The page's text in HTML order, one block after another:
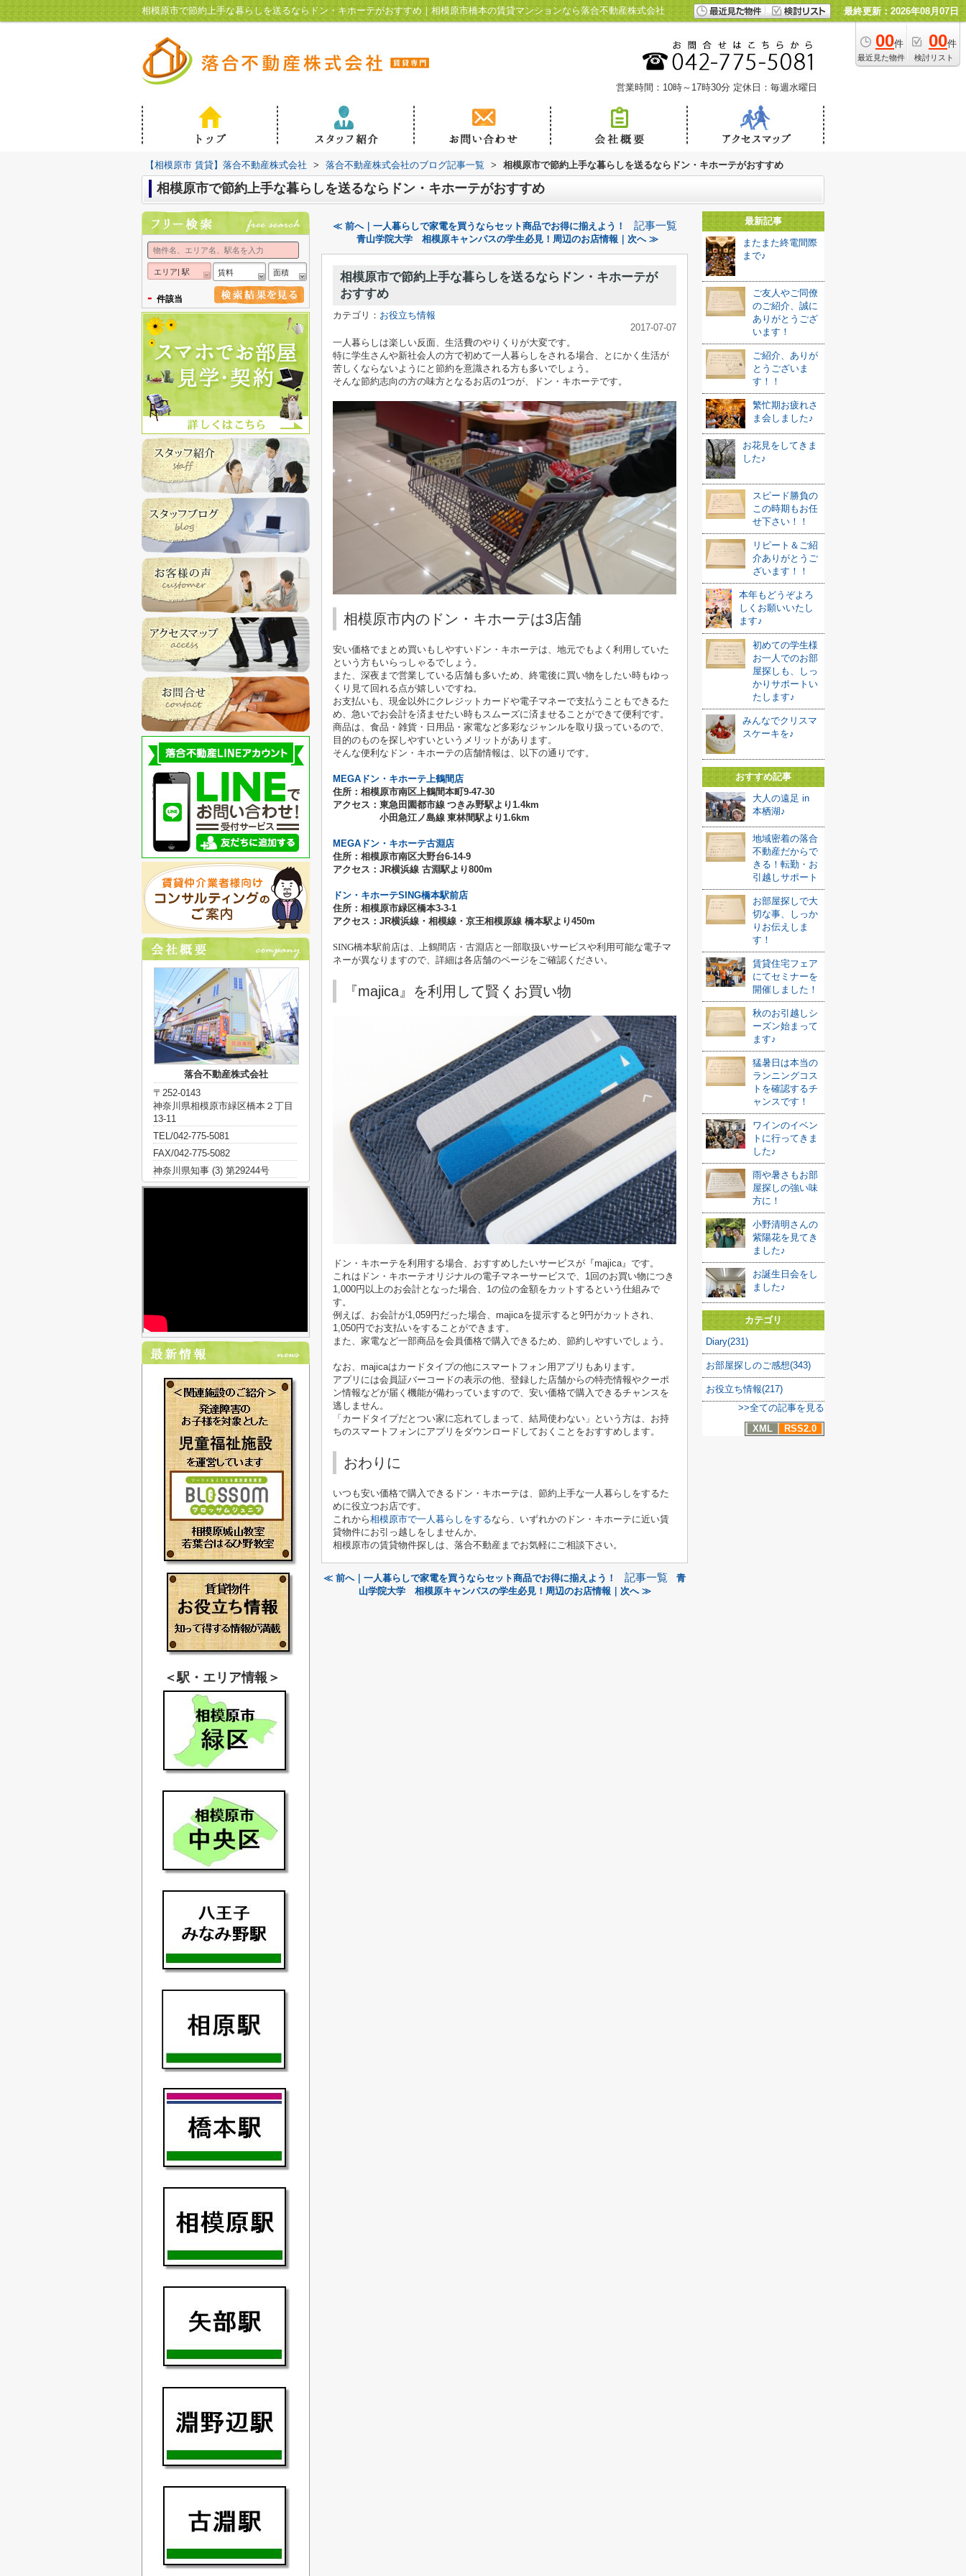
相模原市で節約上手な暮らしを送るならドン・キホーテがおすすめ｜相模原市橋本の賃貸マンションなら落合不動産株式会社 最終更新：2026年08月07日
00件
最近見た物件
00件
検討リスト
営業時間：10時～17時30分 定休日：毎週水曜日
【相模原市 賃貸】落合不動産株式会社 > 落合不動産株式会社のブログ記事一覧 > 相模原市で節約上手な暮らしを送るならドン・キホーテがおすすめ
相模原市で節約上手な暮らしを送るならドン・キホーテがおすすめ
≪ 前へ｜一人暮らしで家電を買うならセット商品でお得に揃えよう！ 記事一覧
青山学院大学 相模原キャンパスの学生必見！周辺のお店情報｜次へ ≫
相模原市で節約上手な暮らしを送るならドン・キホーテが
おすすめ
カテゴリ： お役立ち情報
2017-07-07
一人暮らしは楽しい反面、生活費のやりくりが大変です。
特に学生さんや新社会人の方で初めて一人暮らしをされる場合、とにかく生活が
苦しくならないようにと節約を意識される方も多いでしょう。
そんな節約志向の方の味方となるお店の1つが、ドン・キホーテです。
相模原市内のドン・キホーテは3店舗
安い価格でまとめ買いもしやすいドン・キホーテは、地元でもよく利用していた
という方もいらっしゃるでしょう。
また、深夜まで営業している店舗も多いため、終電後に買い物をしたい時もゆっ
くり見て回れる点が嬉しいですね。
お支払いも、現金以外にクレジットカードや電子マネーで支払うこともできるた
め、急いでお会計を済ませたい時もスムーズに済ませることができて便利です。
商品は、食品・雑貨・日用品・家電など多彩なジャンルを取り扱っているので、
目的のものを探しやすいというメリットがあります。
そんな便利なドン・キホーテの店舗情報は、以下の通りです。
MEGAドン・キホーテ上鶴間店
住所：相模原市南区上鶴間本町9-47-30
アクセス：東急田園都市線 つきみ野駅より 1.4km
小田急江ノ島線 東林間駅より 1.6km
MEGAドン・キホーテ古淵店
住所：相模原市南区大野台6-14-9
アクセス： JR横浜線 古淵駅より800m
ドン・キホーテSING橋本駅前店
住所：相模原市緑区橋本3-3-1
アクセス： JR横浜線・相模線・京王相模原線 橋本駅より450m
SING橋本駅前店は、上鶴間店・古淵店と一部取扱いサービスや利用可能な電子マ
ネーが異なりますので、詳細は各店舗のページをご確認ください。
『majica』を利用して賢くお買い物
ドン・キホーテを利用する場合、おすすめしたいサービスが『majica 』です。
これはドン・キホーテオリジナルの電子マネーサービスで、 1 回のお買い物につき
1,000円以上のお会計となった場合、 1 の位の金額をカットするという仕組みで
す。
例えば、お会計が1,059円だった場合、 majicaを提示すると 9円がカットされ、
1,050円でお支払いをすることができます。
また、家電など一部商品を会員価格で購入できるため、節約しやすいでしょう。
なお、 majicaはカードタイプの他にスマートフォン用アプリもあります。
アプリには会員証バーコードの表示の他、登録した店舗からの特売情報やクーポ
ン情報などが届く機能が備わっていますので、安い価格で購入できるチャンスを
逃しません。
「カードタイプだとつい家に忘れてしまって、結局使わない」という方は、お持
ちのスマートフォンにアプリをダウンロードしておくことをおすすめします。
おわりに
いつも安い価格で購入できるドン・キホーテは、節約上手な一人暮らしをするた
めに役立つお店です。
これから相模原市で一人暮らしをするなら、いずれかのドン・キホーテに近い賃
貸物件にお引っ越しをしませんか。
相模原市の賃貸物件探しは、落合不動産までお気軽にご相談下さい。
≪ 前へ｜一人暮らしで家電を買うならセット商品でお得に揃えよう！ 記事一覧
青
山学院大学 相模原キャンパスの学生必見！周辺のお店情報｜次へ ≫
最新記事
またまた終電間際
まで♪
ご友人やご同僚
のご紹介、誠に
ありがとうござ
います！
ご紹介、ありが
とうございま
す！！
繁忙期お疲れさ
ま会しました♪
お花見をしてきま
した♪
スピード勝負の
この時期もお任
せ下さい！！
リピート＆ご紹
介ありがとうご
ざいます！！
本年もどうぞよろ
しくお願いいたし
ます♪
初めての学生様
お一人でのお部
屋探しも、しっ
かりサポートい
たします♪
みんなでクリスマ
スケーキを♪
おすすめ記事
大人の遠足 in
本栖湖♪
地域密着の落合
不動産だからで
きる！転勤・お
引越しサポート
お部屋探しで大
切な事、しっか
りお伝えしま
す！
賃貸住宅フェア
にてセミナーを
開催しました！
秋のお引越しシ
ーズン始まって
ます♪
猛暑日は本当の
ランニングコス
トを確認するチ
ャンスです！
ワインのイベン
トに行ってきま
した♪
雨や暑さもお部
屋探しの強い味
方に！
小野清明さんの
紫陽花を見てき
ました♪
お誕生日会をし
ました♪
カテゴリ
Diary(231)
お部屋探しのご感想(343)
お役立ち情報(217)
>>全ての記事を見る
XML
RSS2.0
エリア| 駅 賃料 面積
- 件該当
落合不動産株式会社
〒252-0143
神奈川県相模原市緑区橋本２丁目
13-11
TEL/042-775-5081
FAX/042-775-5082
神奈川県知事 (3) 第29244号
＜駅・エリア情報＞